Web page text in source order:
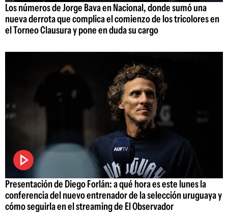
Los números de Jorge Bava en Nacional, donde sumó una
nueva derrota que complica el comienzo de los tricolores en
el Torneo Clausura y pone en duda su cargo
Presentación de Diego Forlán: a qué hora es este lunes la
conferencia del nuevo entrenador de la selección uruguaya y
cómo seguirla en el streaming de El Observador